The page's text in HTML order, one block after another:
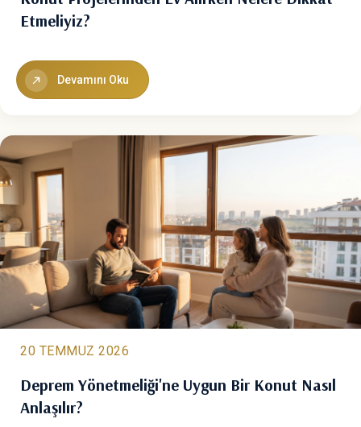
Etmeliyiz?
Devamını Oku
20 TEMMUZ 2026
Deprem Yönetmeliği'ne Uygun Bir Konut Nasıl
Anlaşılır?